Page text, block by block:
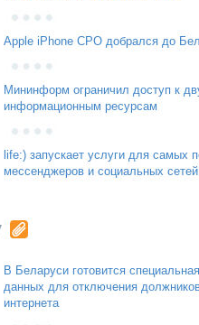
Apple iPhone CPO добрался до
Мининформ ограничил доступ к
информационным ресурсам
life:) запускает услуги для самых
мессенджеров и социальных сетей
В Беларуси готовится
данных для отключения
интернета